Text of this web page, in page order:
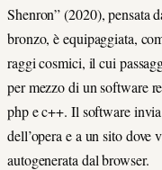
Shenron” (2020), pensata
bronzo, è equipaggiata,
raggi cosmici, il cui
per mezzo di un software
php e c++. Il software
dell’opera e a un sito dove
autogenerata dal browser.